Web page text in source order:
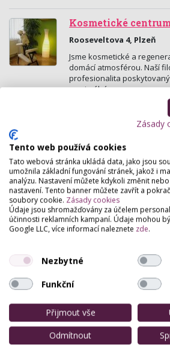
Kosmetické
Rooseveltova 4, Plzeň
Jsme kosmetické a
domácí atmosférou. Naší
profesionalita
maximální…
Hana Kebrlová -
Nehtové studio Elisa má
Služby poskytujeme na
centru města Plzně.
Bea Nails
Husova 66, Plzeň
Každá žena touží mít
Kosmetický salon
Rybářská 7 , Plzeň
Nechte se chvíli
Happy Hands
Zásady
Tento web používá cookies
Tato webová stránka ukládá data, jako jsou
umožnila základní fungování stránek, jakož i
analýzu. Nastavení můžete kdykoli změnit
nastavení. Tento banner můžete zavřít a
soubory cookie. Zásady cookies
Údaje jsou shromažďovány za účelem
účinnosti reklamních kampaní. Údaje mohou
Google LLC, více informací naleznete zde.
Nezbytné
Funkční
Přijmout vše
Odmítnout